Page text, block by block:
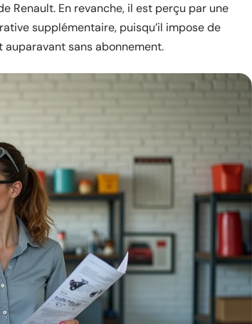
Renault. En revanche, il est perçu par une
supplémentaire, puisqu’il impose de
sans abonnement.